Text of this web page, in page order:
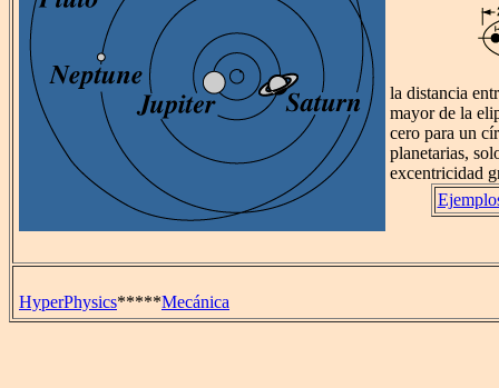
la distancia
mayor de la
cero para un
planetarias,
excentricidad
HyperPhysics*****Mecánica